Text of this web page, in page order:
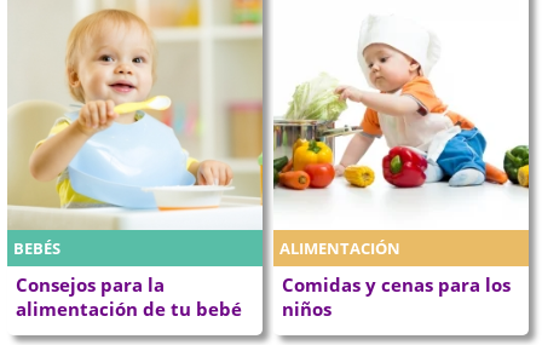
BEBÉS
Consejos para la
alimentación de tu bebé
ALIMENTACIÓN
Comidas y cenas para los
niños